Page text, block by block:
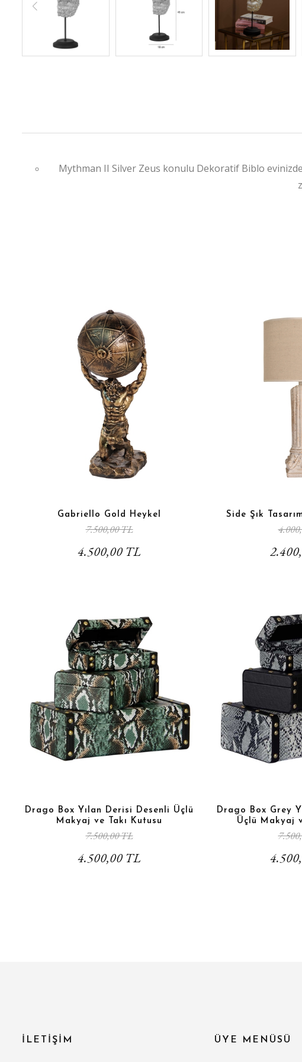
Mythman II Silver Zeus konulu Dekoratif Biblo
Gabriello Gold Heykel
7.500,00 TL
4.500,00 TL
Side Şık
Drago Box Yılan Derisi Desenli Üçlü
Makyaj ve Takı Kutusu
7.500,00 TL
4.500,00 TL
Drago Box Grey
Üçlü Makyaj
İLETİŞİM ÜYE MENÜSÜ